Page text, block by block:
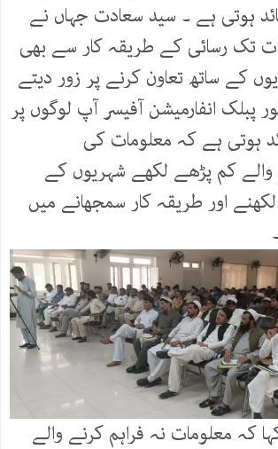
ہوتی ہے ۔ سید سعادت جہاں نے
تک رسائی کے طریقہ کار سے بھی
کے ساتھ تعاون کرنے پر زور دیتے
پبلک انفارمیشن آفیسر آپ لوگوں پر
ہوتی ہے کہ معلومات کی
کم پڑھے لکھے شہریوں کے
اور طریقہ کار سمجھانے میں
کہ معلومات نہ فراہم کرنے والے